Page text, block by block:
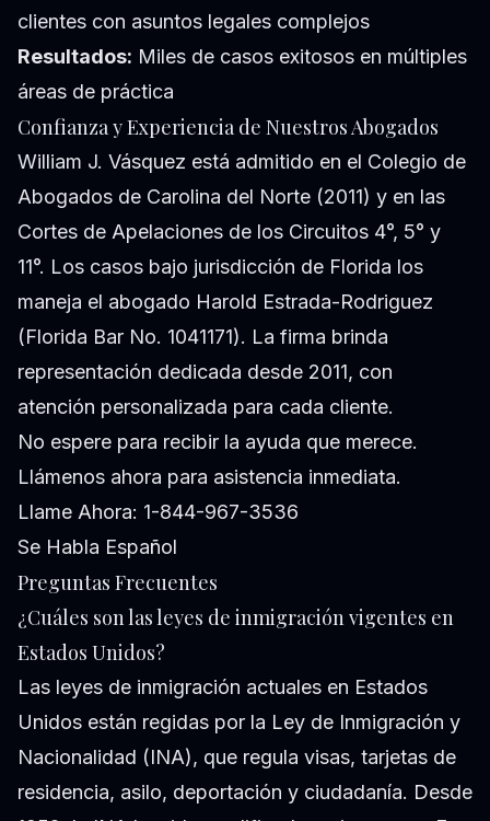
clientes con asuntos legales complejos
Resultados: Miles de casos exitosos en múltiples
áreas de práctica
Confianza y Experiencia de Nuestros Abogados
William J. Vásquez está admitido en el Colegio de
Abogados de Carolina del Norte (2011) y en las
Cortes de Apelaciones de los Circuitos 4°, 5° y
11°. Los casos bajo jurisdicción de Florida los
maneja el abogado Harold Estrada-Rodriguez
(Florida Bar No. 1041171). La firma brinda
representación dedicada desde 2011, con
atención personalizada para cada cliente.
No espere para recibir la ayuda que merece.
Llámenos ahora para asistencia inmediata.
Llame Ahora: 1-844-967-3536
Se Habla Español
Preguntas Frecuentes
¿Cuáles son las leyes de inmigración vigentes en
Estados Unidos?
Las leyes de inmigración actuales en Estados
Unidos están regidas por la Ley de Inmigración y
Nacionalidad (INA), que regula visas, tarjetas de
residencia, asilo, deportación y ciudadanía. Desde